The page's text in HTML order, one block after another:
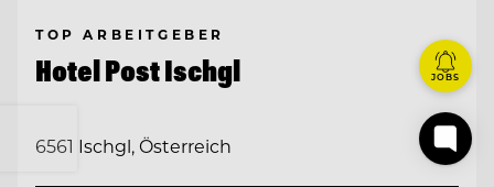
TOP ARBEITGEBER
Hotel Post Ischgl
6561 Ischgl, Österreich
JOBS